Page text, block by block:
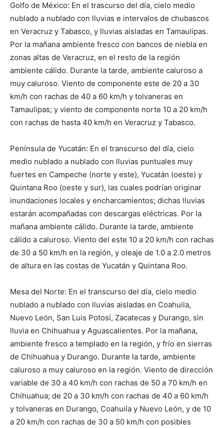
Golfo de México: En el trascurso del día, cielo medio
nublado a nublado con lluvias e intervalos de chubascos
en Veracruz y Tabasco, y lluvias aisladas en Tamaulipas.
Por la mañana ambiente fresco con bancos de niebla en
zonas altas de Veracruz, en el resto de la región
ambiente cálido. Durante la tarde, ambiente caluroso a
muy caluroso. Viento de componente este de 20 a 30
km/h con rachas de 40 a 60 km/h y tolvaneras en
Tamaulipas; y viento de componente norte 10 a 20 km/h
con rachas de hasta 40 km/h en Veracruz y Tabasco.
Península de Yucatán: En el transcurso del día, cielo
medio nublado a nublado con lluvias puntuales muy
fuertes en Campeche (norte y este), Yucatán (oeste) y
Quintana Roo (oeste y sur), las cuales podrían originar
inundaciones locales y encharcamientos; dichas lluvias
estarán acompañadas con descargas eléctricas. Por la
mañana ambiente cálido. Durante la tarde, ambiente
cálido a caluroso. Viento del este 10 a 20 km/h con rachas
de 30 a 50 km/h en la región, y oleaje de 1.0 a 2.0 metros
de altura en las costas de Yucatán y Quintana Roo.
Mesa del Norte: En el transcurso del día, cielo medio
nublado a nublado con lluvias aisladas en Coahuila,
Nuevo León, San Luis Potosí, Zacatecas y Durango, sin
lluvia en Chihuahua y Aguascalientes. Por la mañana,
ambiente fresco a templado en la región, y frío en sierras
de Chihuahua y Durango. Durante la tarde, ambiente
caluroso a muy caluroso en la región. Viento de dirección
variable de 30 a 40 km/h con rachas de 50 a 70 km/h en
Chihuahua; de 20 a 30 km/h con rachas de 40 a 60 km/h
y tolvaneras en Durango, Coahuila y Nuevo León, y de 10
a 20 km/h con rachas de 30 a 50 km/h con posibles